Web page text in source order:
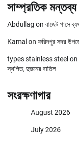
সাম্প্রতিক মন্তব্য
Abdullag on বাজেট পাসে
Kamal on ফরিদপুর সদর
types stainless steel on
স্থগিত, দুজনের বাতিল
সংরক্ষণাগার
August 2026
July 2026